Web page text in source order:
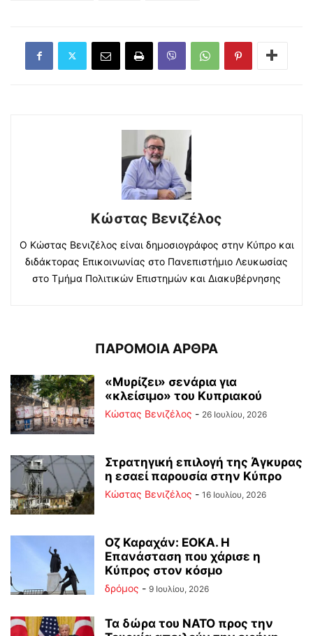
Κώστας Βενιζέλος
Ο Κώστας Βενιζέλος είναι δημοσιογράφος στην Κύπρο και
διδάκτορας Επικοινωνίας στο Πανεπιστήμιο Λευκωσίας
στο Τμήμα Πολιτικών Επιστημών και Διακυβέρνησης
ΠΑΡΟΜΟΙΑ ΑΡΘΡΑ
«Μυρίζει» σενάρια για
«κλείσιμο» του Κυπριακού
Κώστας Βενιζέλος - 26 Ιουλίου, 2026
Στρατηγική επιλογή της Άγκυρας
η εσαεί παρουσία στην Κύπρο
Κώστας Βενιζέλος - 16 Ιουλίου, 2026
Οζ Καραχάν: ΕΟΚΑ. Η
Επανάσταση που χάρισε η
Κύπρος στον κόσμο
δρόμος - 9 Ιουλίου, 2026
Τα δώρα του ΝΑΤΟ προς την